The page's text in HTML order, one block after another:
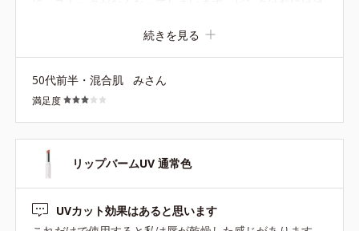
リップの赤も試しましたが唇が荒れてしまいました。お願
いします。
続きを見る
50代前半・混合肌 みさん
満足度
リップバームUV 通常色
UVカット効果はあると思います